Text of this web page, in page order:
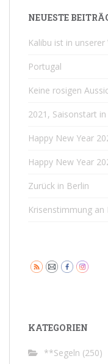
NEUESTE
Kalibu ist in
Portugal
Keine rosigen
2021, Saisonstart
Happy New Year
Happy New Year
Zurück in Berlin
Krisenstimmung an
KATEGORIEN
**Segeln (250)